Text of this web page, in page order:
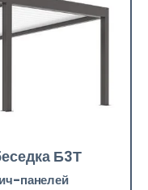
Б3Т​
панелей